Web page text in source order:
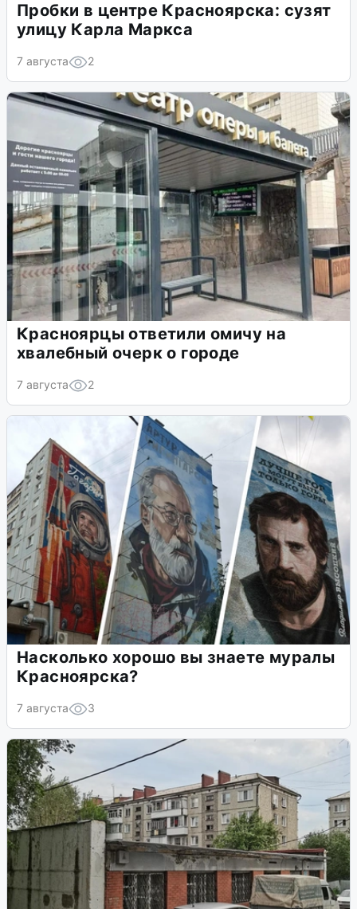
Пробки в центре Красноярска: сузят
улицу Карла Маркса
7 августа 2
Красноярцы ответили омичу на
хвалебный очерк о городе
7 августа 2
Насколько хорошо вы знаете муралы
Красноярска?
7 августа 3